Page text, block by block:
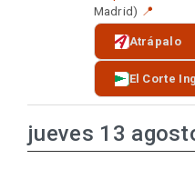
Madrid) 📍
Atrápalo
El Corte
jueves 13